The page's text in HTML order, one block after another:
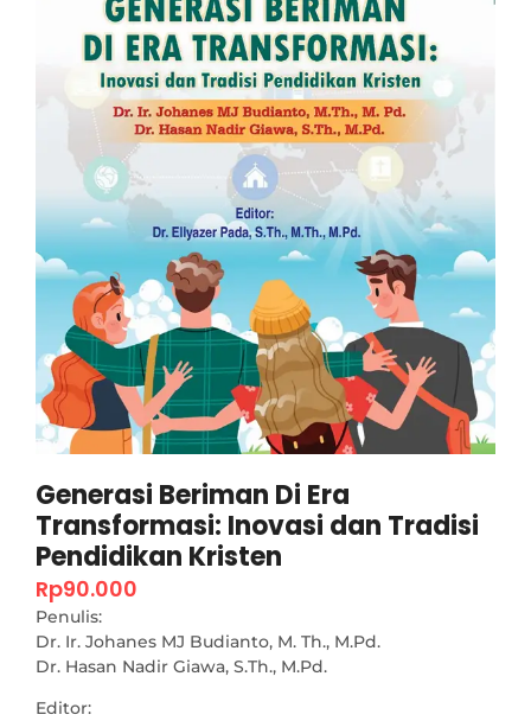
Generasi Beriman Di Era
Transformasi: Inovasi dan Tradisi
Pendidikan Kristen
Rp90.000
Penulis:
Dr. Ir. Johanes MJ Budianto, M. Th., M.Pd.
Dr. Hasan Nadir Giawa, S.Th., M.Pd.
Editor: